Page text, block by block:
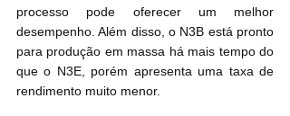
processo pode oferecer um melhor
desempenho. Além disso, o N3B está pronto
para produção em massa há mais tempo do
que o N3E, porém apresenta uma taxa de
rendimento muito menor.